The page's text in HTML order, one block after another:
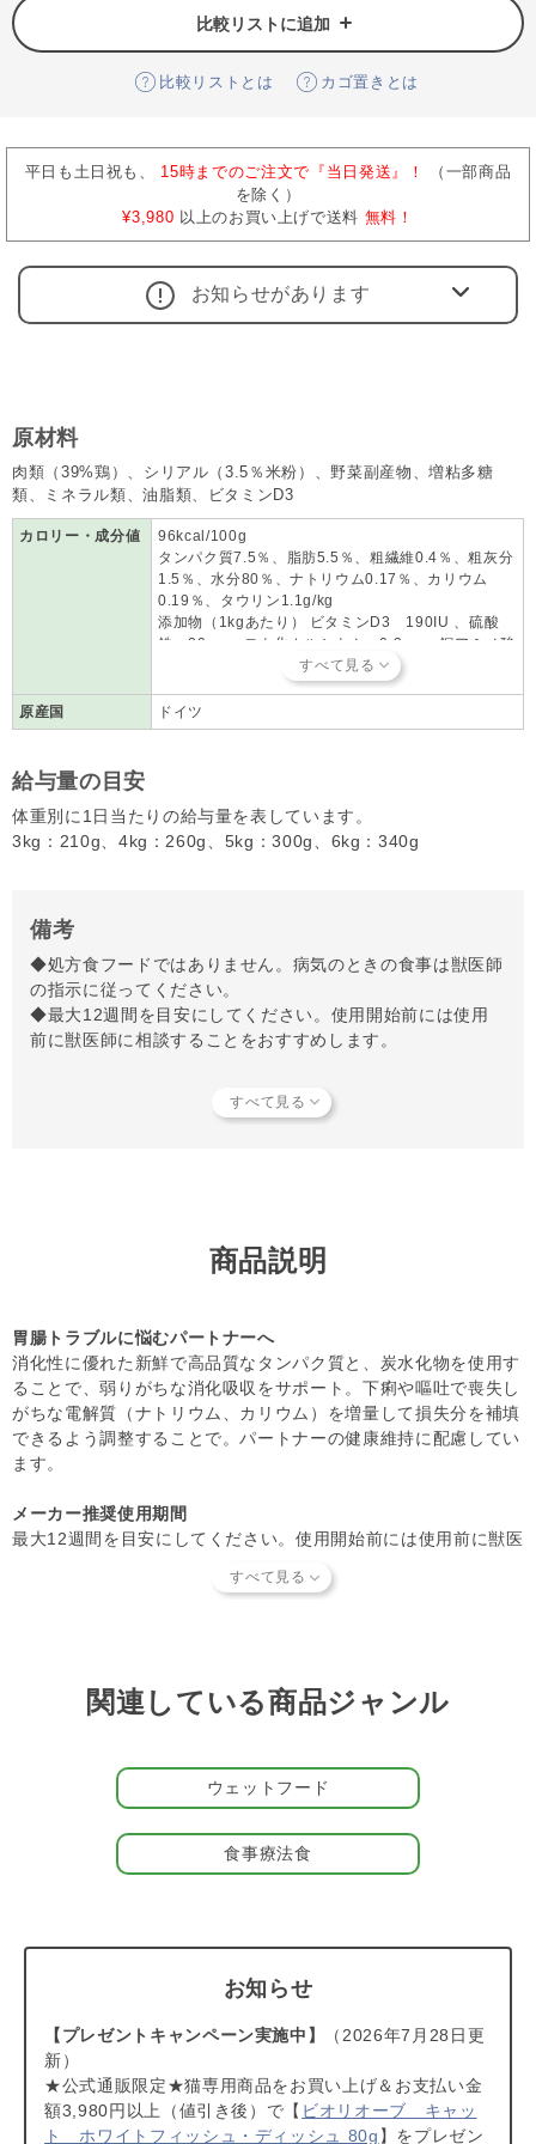
比較リストに追加
比較リストとは カゴ置きとは
平日も土日祝も、 15時までのご注文で『当日発送』！
（一部商品
を除く）
¥3,980 以上のお買い上げで送料 無料！
お知らせがあります
原材料
肉類（39%鶏）、シリアル（3.5％米粉）、野菜副産物、増粘多糖
類、ミネラル類、油脂類、ビタミンD3
カロリー・成分値
96kcal/100g
タンパク質7.5％、脂肪5.5％、粗繊維0.4％、粗灰分
1.5％、水分80％、ナトリウム0.17％、カリウム
0.19％、タウリン1.1g/kg
添加物（1kgあたり） ビタミンD3 190IU 、硫酸
鉄 20mg、ヨウ化カルシウム 0.3mg、銅アミノ酸
水和物 1.4mg、硫酸マンガン一水和物 1.2mg、
硫酸亜鉛一水和物 20mg
原産国
ドイツ
給与量の目安
体重別に1日当たりの給与量を表しています。
3kg：210g、4kg：260g、5kg：300g、6kg：340g
備考
◆処方食フードではありません。病気のときの食事は獣医師
の指示に従ってください。
◆最大12週間を目安にしてください。使用開始前には使用
前に獣医師に相談することをおすすめします。
◆開封後は冷蔵庫にて保管し、お早目に使い切ってくださ
ートナーへの安全性を確認できた商品だけを取り扱っていま
商品形状のバラつきや商品導入スタンス
本商品はご注文タイミングやご注文内容によっては、購入履
歴からのご注文キャンセル、 修正を受け付けることができ
ない場合がございます。
（「発送予定日のお知らせメール」をお送りする前であれ
ば、メール・お電話・ マイページにてご注文をキャンセル
いただけます。）
商品説明
胃腸トラブルに悩むパートナーへ
消化性に優れた新鮮で高品質なタンパク質と、炭水化物を使用す
ることで、弱りがちな消化吸収をサポート。下痢や嘔吐で喪失し
がちな電解質（ナトリウム、カリウム）を増量して損失分を補填
できるよう調整することで。パートナーの健康維持に配慮してい
ます。
メーカー推奨使用期間
最大12週間を目安にしてください。使用開始前には使用前に獣医
ンといったミネラルをバランスよく供給することで尿pH値を6.4
～6.9に維持できるようサポートします。
おいしさを追求。バリエーションも豊富
病気のときはごはんの好き嫌いが激しくなることがありますよ
ね。この商品はおいしく食べられることにも重点を置き、良質な
生肉を鮮度のいい状態で加工しています。アニモンダの胃腸ケア
はパテタイプもあります。
関連している商品ジャンル
ウェットフード
食事療法食
お知らせ
【プレゼントキャンペーン実施中】
（2026年7月28日更
新）
★公式通販限定★猫専用商品をお買い上げ＆お支払い金
額3,980円以上（値引き後）で【 ビオリオーブ キャッ
ト ホワイトフィッシュ・ディッシュ 80g 】をプレゼン